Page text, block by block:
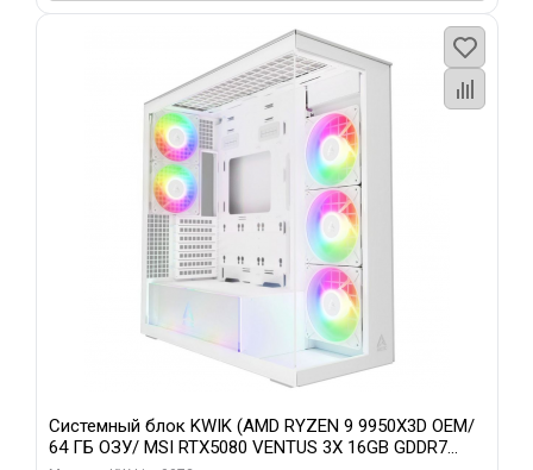
Системный блок KWIK (AMD RYZEN 9 9950X3D OEM/
64 ГБ ОЗУ/ MSI RTX5080 VENTUS 3X 16GB GDDR7